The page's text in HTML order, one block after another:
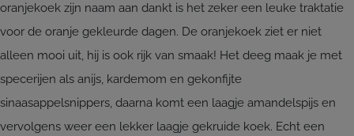
oranjekoek zijn naam aan dankt is het zeker een leuke traktatie
voor de oranje gekleurde dagen. De oranjekoek ziet er niet
alleen mooi uit, hij is ook rijk van smaak! Het deeg maak je met
specerijen als anijs, kardemom en gekonfijte
sinaasappelsnippers, daarna komt een laagje amandelspijs en
vervolgens weer een lekker laagje gekruide koek. Echt een